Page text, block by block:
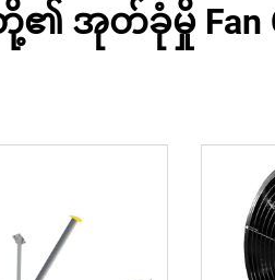
အုတ်ခုံမှို Fan